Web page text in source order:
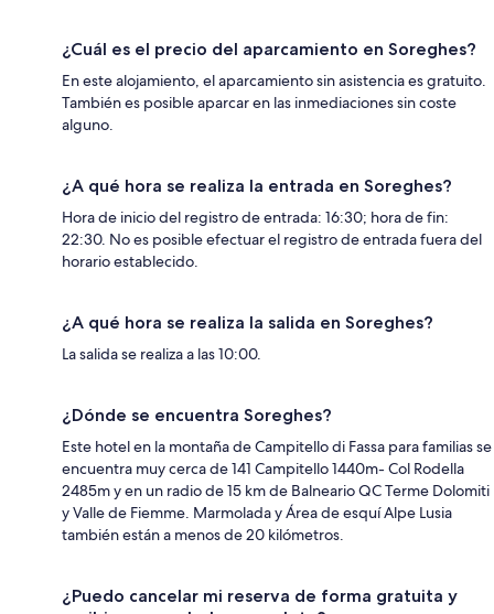
¿Cuál es el precio del aparcamiento en Soreghes?
En este alojamiento, el aparcamiento sin asistencia es gratuito.
También es posible aparcar en las inmediaciones sin coste
alguno.
¿A qué hora se realiza la entrada en Soreghes?
Hora de inicio del registro de entrada: 16:30; hora de fin:
22:30. No es posible efectuar el registro de entrada fuera del
horario establecido.
¿A qué hora se realiza la salida en Soreghes?
La salida se realiza a las 10:00.
¿Dónde se encuentra Soreghes?
Este hotel en la montaña de Campitello di Fassa para familias se
encuentra muy cerca de 141 Campitello 1440m- Col Rodella
2485m y en un radio de 15 km de Balneario QC Terme Dolomiti
y Valle de Fiemme. Marmolada y Área de esquí Alpe Lusia
también están a menos de 20 kilómetros.
¿Puedo cancelar mi reserva de forma gratuita y